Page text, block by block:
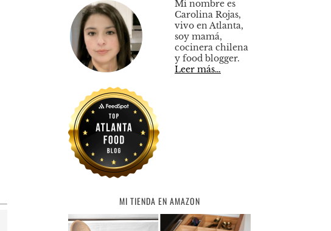
Mi nombre es
Carolina Rojas,
vivo en Atlanta,
soy mamá,
cocinera chilena
y food blogger.
Leer más…
MI TIENDA EN AMAZON